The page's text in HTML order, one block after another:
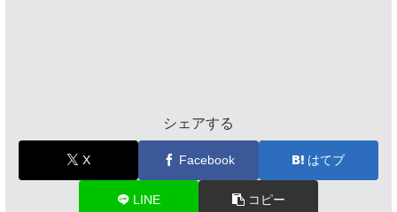
シェアする
X Facebook はてブ
LINE コピー